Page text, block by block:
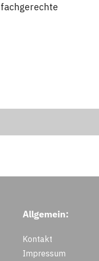
Allgemein:
Kontakt
Impressum